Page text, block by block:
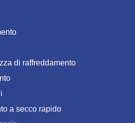
di raffreddamento
a secco rapido